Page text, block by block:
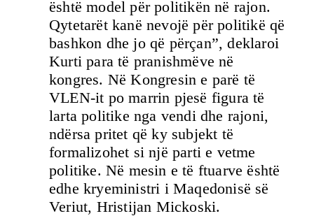
është model për politikën në rajon.
Qytetarët kanë nevojë për politikë që
bashkon dhe jo që përçan”, deklaroi
Kurti para të pranishmëve në
kongres. Në Kongresin e parë të
VLEN-it po marrin pjesë figura të
larta politike nga vendi dhe rajoni,
ndërsa pritet që ky subjekt të
formalizohet si një parti e vetme
politike. Në mesin e të ftuarve është
edhe kryeministri i Maqedonisë së
Veriut, Hristijan Mickoski.